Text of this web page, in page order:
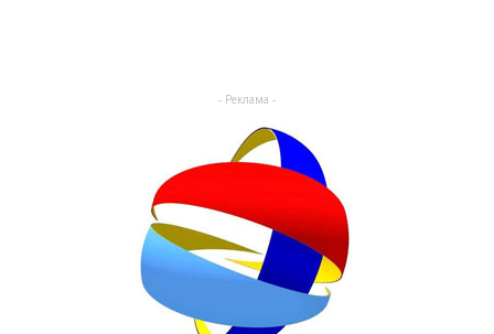
- Реклама -